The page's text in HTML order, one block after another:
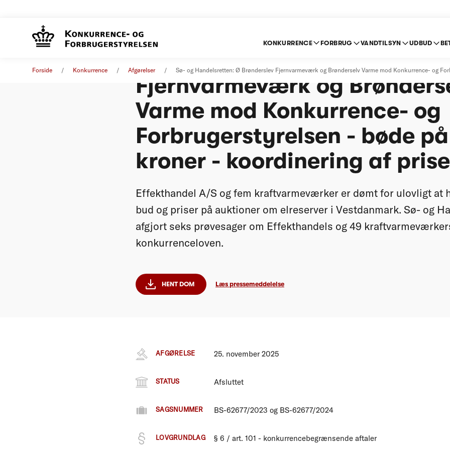
KONKURRENCE FORBRUG VANDTILSYN UDBUD
Forside Konkurrence Afgørelser Sø- og Handelsretten: Ø Brønderslev Fjernvarmeværk og Brønderselv Varme mod Konkurrence- og
Fjernvarmeværk og
Varme mod Konkurrence- og
Forbrugerstyrelsen - bøde
kroner - koordinering af
Effekthandel A/S og fem kraftvarmeværker er dømt for ulovligt at
bud og priser på auktioner om elreserver i Vestdanmark. Sø- og
afgjort seks prøvesager om Effekthandels og 49
konkurrenceloven.
HENT DOM Læs pressemeddelelse
AFGØRELSE 25. november 2025
STATUS Afsluttet
SAGSNUMMER BS-62677/2023 og BS-62677/2024
LOVGRUNDLAG § 6 / art. 101 - konkurrencebegrænsende aftaler